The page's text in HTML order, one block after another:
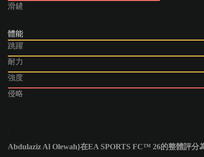
滑鏟
體能
跳躍
耐力
強度
侵略
Abdulaziz Al Olewah}在EA SPORTS FC™ 26的整體評分